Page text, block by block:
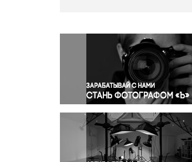
Окружающая среда
Политика
Правосудие
Происшествия и конфликты
Религия
Светская жизнь
Спорт
Экология
Экономика и бизнес